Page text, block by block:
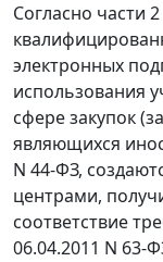
Согласно части
электронных
использования
сфере закупок
являющихся
N 44-ФЗ,
центрами,
соответствие
06.04.2011 N 63-